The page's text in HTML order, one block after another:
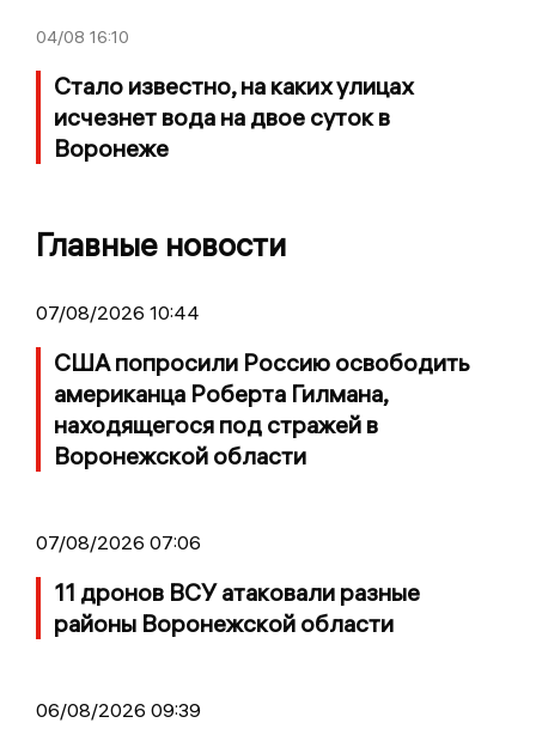
04/08 16:10
Стало известно, на каких улицах
исчезнет вода на двое суток в
Воронеже
Главные новости
07/08/2026 10:44
США попросили Россию освободить
американца Роберта Гилмана,
находящегося под стражей в
Воронежской области
07/08/2026 07:06
11 дронов ВСУ атаковали разные
районы Воронежской области
06/08/2026 09:39